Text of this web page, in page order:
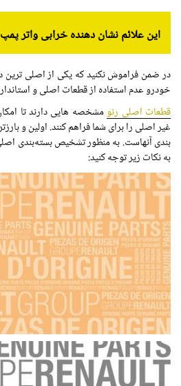
این علائم نشان دهنده خرابی واتر
در ضمن فراموش نکنید که یکی از اصلی
خودرو عدم استفاده از قطعات اصلی و
قطعات اصلی رنومشخصه هایی دارند تا
غیر اصلی را برای شما فراهم کنند. اولین و
بندی آنهاست. به منظور تشخیص بسته‌بندی
به نکات زیر توجه کنید: